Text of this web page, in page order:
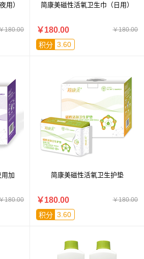
用）
180.00
简康美磁性活氧卫生巾（日用）
￥180.00
￥180.00
积分 3.60
加
180.00
简康美磁性活氧卫生护垫
￥180.00
￥180.00
积分 3.60